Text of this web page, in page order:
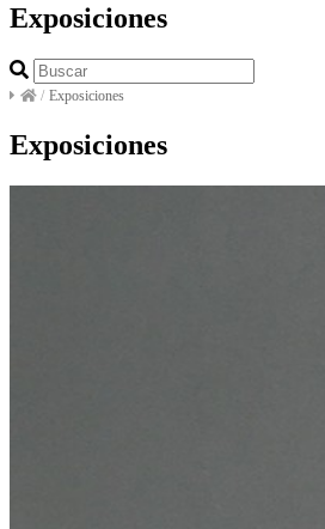
Exposiciones
/ Exposiciones
Exposiciones